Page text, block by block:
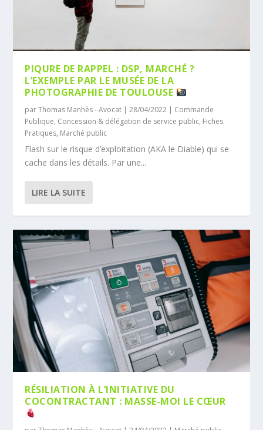
PIQURE DE RAPPEL : DSP, MARCHÉ ?
L’EXEMPLE PAR LE MUSÉE DE LA
PHOTOGRAPHIE DE TOULOUSE
parThomas Manhès - Avocat |28/04/2022 | Commande
Publique, Concession & délégation de service public, Fiches
Pratiques, Marché public
Flash sur le risque d’exploitation (AKA le Diable) qui se
cache dans les détails. Par une...
LIRE LA SUITE
RÉSILIATION À L’INITIATIVE DU
COCONTRACTANT : MASSE-MOI LE CŒUR